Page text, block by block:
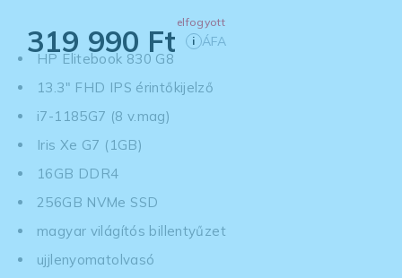
elfogyott
319 990 Ft i ÁFA
HP Elitebook 830 G8
13.3" FHD IPS érintőkijelző
i7-1185G7 (8 v.mag)
Iris Xe G7 (1GB)
16GB DDR4
256GB NVMe SSD
magyar világítós billentyűzet
ujjlenyomatolvasó